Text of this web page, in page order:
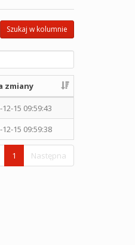
Szukaj w kolumnie
zmiany
12-15 09:59:43
12-15 09:59:38
1 Następna